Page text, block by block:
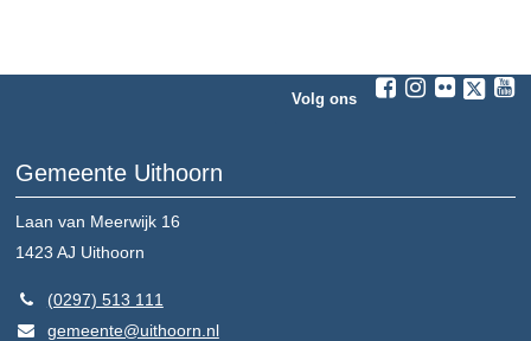
Volg ons
Gemeente Uithoorn
Laan van Meerwijk 16
1423 AJ Uithoorn
(0297) 513 111
gemeente@uithoorn.nl